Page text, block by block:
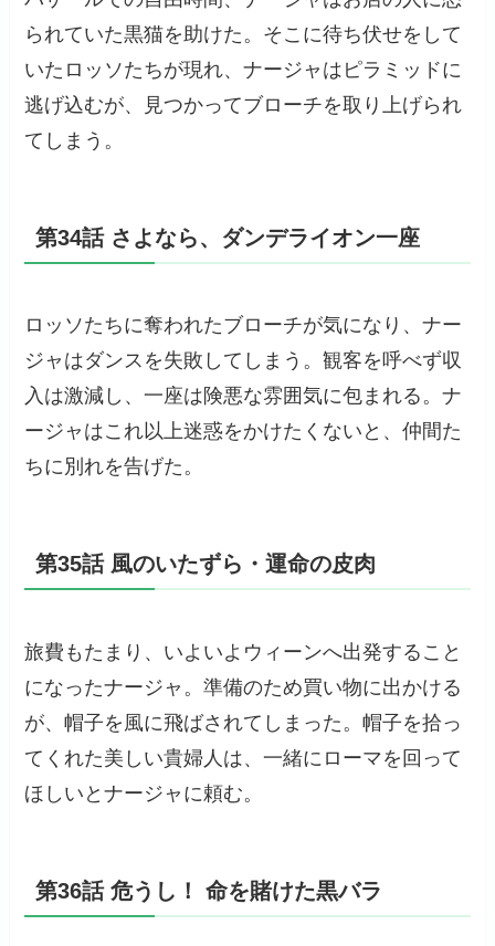
られていた黒猫を助けた。そこに待ち伏せをして
いたロッソたちが現れ、ナージャはピラミッドに
逃げ込むが、見つかってブローチを取り上げられ
てしまう。
第34話 さよなら、ダンデライオン一座
ロッソたちに奪われたブローチが気になり、ナー
ジャはダンスを失敗してしまう。観客を呼べず収
入は激減し、一座は険悪な雰囲気に包まれる。ナ
ージャはこれ以上迷惑をかけたくないと、仲間た
ちに別れを告げた。
第35話 風のいたずら・運命の皮肉
旅費もたまり、いよいよウィーンへ出発すること
になったナージャ。準備のため買い物に出かける
が、帽子を風に飛ばされてしまった。帽子を拾っ
てくれた美しい貴婦人は、一緒にローマを回って
ほしいとナージャに頼む。
第36話 危うし！ 命を賭けた黒バラ